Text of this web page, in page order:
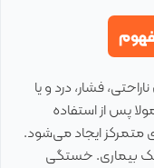
فشار، درد و یا
پس از استفاده
ایجاد می‌شود.
بیماری. خستگی